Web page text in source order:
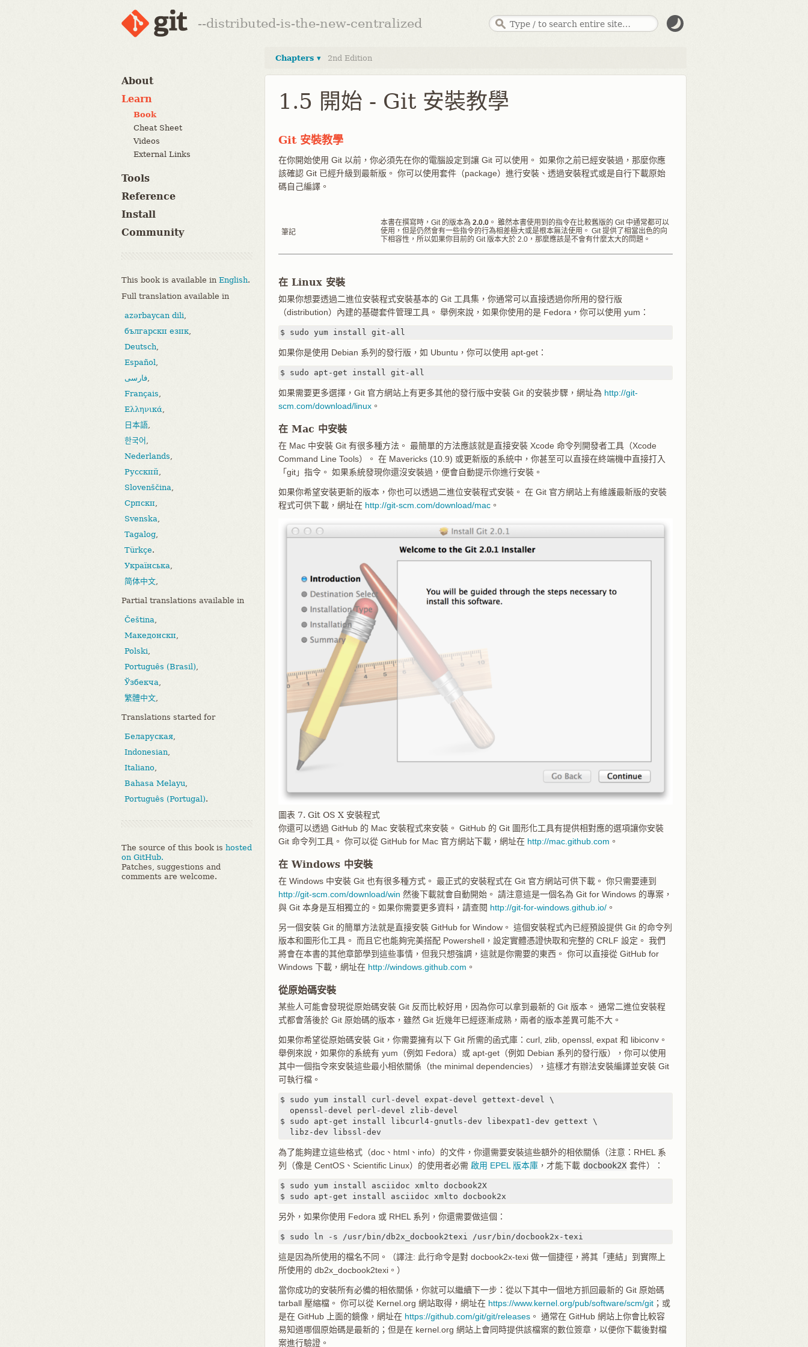
--distributed-is-the-new-centralized
About
Learn
Book
Cheat Sheet
Videos
External Links
Tools
Reference
Install
Community
This book is available in English.
Full translation available in
azərbaycan dili,
български език,
Deutsch,
Español,
فارسی,
Français,
Ελληνικά,
日本語,
한국어 ,
Nederlands,
Русский,
Slovenščina,
Српски,
Svenska,
Tagalog,
Türkçe.
Українська,
简体中文,
Partial translations available in
Čeština,
Македонски,
Polski,
Português (Brasil),
Ўзбекча,
繁體中文,
Translations started for
Беларуская,
Indonesian,
Italiano,
Bahasa Melayu,
Português (Portugal).
The source of this book is hosted
on GitHub.
Patches, suggestions and
comments are welcome.
Chapters ▾ 2nd Edition
1.5 開始 - Git 安裝教學
Git 安裝教學
在你開始使用 Git 以前，你必須先在你的電腦設定到讓 Git 可以使用。 如果你之前已經安裝過，那麼你應
該確認 Git 已經升級到最新版。 你可以使用套件（package）進行安裝、透過安裝程式或是自行下載原始
碼自己編譯。
筆記
本書在撰寫時，Git 的版本為 2.0.0 。 雖然本書使用到的指令在比較舊版的 Git 中通常都可以
使用，但是仍然會有一些指令的行為相差極大或是根本無法使用。 Git 提供了相當出色的向
下相容性，所以如果你目前的 Git 版本大於 2.0，那麼應該是不會有什麼太大的問題。
在 Linux 安裝
如果你想要透過二進位安裝程式安裝基本的 Git 工具集，你通常可以直接透過你所用的發行版
（distribution）內建的基礎套件管理工具。 舉例來說，如果你使用的是 Fedora，你可以使用 yum：
$ sudo yum install git-all
如果你是使用 Debian 系列的發行版，如 Ubuntu，你可以使用 apt-get：
$ sudo apt-get install git-all
如果需要更多選擇，Git 官方網站上有更多其他的發行版中安裝 Git 的安裝步驟，網址為 http://git-
scm.com/download/linux 。
在 Mac 中安裝
在 Mac 中安裝 Git 有很多種方法。 最簡單的方法應該就是直接安裝 Xcode 命令列開發者工具（Xcode
Command Line Tools）。 在 Mavericks (10.9) 或更新版的系統中，你甚至可以直接在終端機中直接打入
「git」指令。 如果系統發現你還沒安裝過，便會自動提示你進行安裝。
如果你希望安裝更新的版本，你也可以透過二進位安裝程式安裝。 在 Git 官方網站上有維護最新版的安裝
程式可供下載，網址在 http://git-scm.com/download/mac 。
圖表 7. Git OS X 安裝程式
你還可以透過 GitHub 的 Mac 安裝程式來安裝。 GitHub 的 Git 圖形化工具有提供相對應的選項讓你安裝
Git 命令列工具。 你可以從 GitHub for Mac 官方網站下載，網址在 http://mac.github.com 。
在 Windows 中安裝
在 Windows 中安裝 Git 也有很多種方式。 最正式的安裝程式在 Git 官方網站可供下載。 你只需要連到
http://git-scm.com/download/win 然後下載就會自動開始。 請注意這是一個名為 Git for Windows 的專案，
與 Git 本身是互相獨立的。如果你需要更多資料，請查閱 http://git-for-windows.github.io/ 。
另一個安裝 Git 的簡單方法就是直接安裝 GitHub for Window。 這個安裝程式內已經預設提供 Git 的命令列
版本和圖形化工具。 而且它也能夠完美搭配 Powershell，設定實體憑證快取和完整的 CRLF 設定。 我們
將會在本書的其他章節學到這些事情，但我只想強調，這就是你需要的東西。 你可以直接從 GitHub for
Windows 下載，網址在 http://windows.github.com 。
從原始碼安裝
某些人可能會發現從原始碼安裝 Git 反而比較好用，因為你可以拿到最新的 Git 版本。 通常二進位安裝程
式都會落後於 Git 原始碼的版本，雖然 Git 近幾年已經逐漸成熟，兩者的版本差異可能不大。
如果你希望從原始碼安裝 Git，你需要擁有以下 Git 所需的函式庫：curl, zlib, openssl, expat 和 libiconv。
舉例來說，如果你的系統有 yum（例如 Fedora）或 apt-get（例如 Debian 系列的發行版），你可以使用
其中一個指令來安裝這些最小相依關係（the minimal dependencies），這樣才有辦法安裝編譯並安裝 Git
可執行檔。
$ sudo yum install curl-devel expat-devel gettext-devel \
  openssl-devel perl-devel zlib-devel
$ sudo apt-get install libcurl4-gnutls-dev libexpat1-dev gettext \
  libz-dev libssl-dev
為了能夠建立這些格式（doc、html、info）的文件，你還需要安裝這些額外的相依關係（注意：RHEL 系
列（像是 CentOS、Scientific Linux）的使用者必需 啟用 EPEL 版本庫 ，才能下載 docbook2X 套件）：
$ sudo yum install asciidoc xmlto docbook2X
$ sudo apt-get install asciidoc xmlto docbook2x
另外，如果你使用 Fedora 或 RHEL 系列，你還需要做這個：
$ sudo ln -s /usr/bin/db2x_docbook2texi /usr/bin/docbook2x-texi
這是因為所使用的檔名不同。（譯注: 此行命令是對 docbook2x-texi 做一個捷徑，將其「連結」到實際上
所使用的 db2x_docbook2texi。）
當你成功的安裝所有必備的相依關係，你就可以繼續下一步：從以下其中一個地方抓回最新的 Git 原始碼
tarball 壓縮檔。 你可以從 Kernel.org 網站取得，網址在 https://www.kernel.org/pub/software/scm/git ；或
是在 GitHub 上面的鏡像，網址在 https://github.com/git/git/releases 。 通常在 GitHub 網站上你會比較容
易知道哪個原始碼是最新的；但是在 kernel.org 網站上會同時提供該檔案的數位簽章，以便你下載後對檔
案進行驗證。